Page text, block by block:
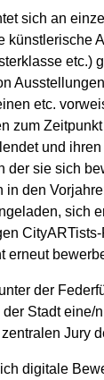
sich an
künstlerische
etc.)
etc.
zum
und
der sie sich
in den
sich
erneut
der
Stadt eine/
Jury
digitale